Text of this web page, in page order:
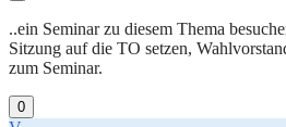
..ein Seminar zu diesem Thema
Sitzung auf die TO setzen,
zum Seminar.
0